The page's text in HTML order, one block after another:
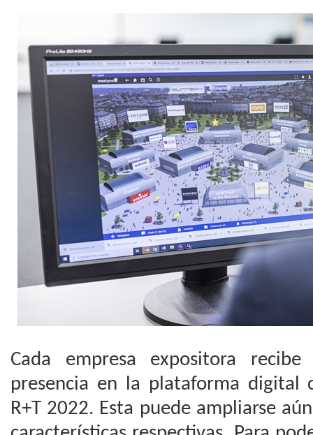
Cada empresa expositora
presencia en la plataforma digital
R+T 2022. Esta puede ampliarse